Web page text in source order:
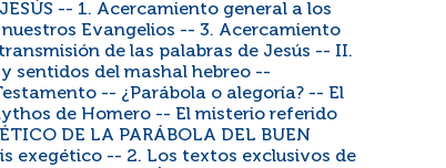
-- 1. Acercamiento general a los
Evangelios -- 3. Acercamiento
de las palabras de Jesús -- II.
y sentidos del mashal hebreo --
-- ¿Parábola o alegoría? -- El
de Homero -- El misterio referido
DE LA PARÁBOLA DEL BUEN
exegético -- 2. Los textos exclusivos de